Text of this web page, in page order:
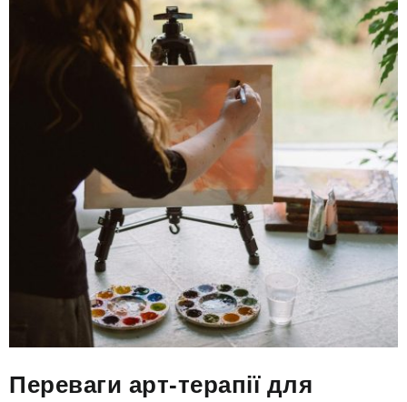
Переваги арт-терапії для